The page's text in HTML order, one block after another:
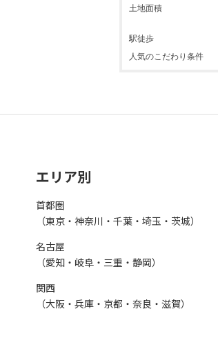
土地面積
駅徒歩
人気のこだわり条件
エリア別
首都圏
（東京・神奈川・千葉・埼玉・茨城）
名古屋
（愛知・岐阜・三重・静岡）
関西
（大阪・兵庫・京都・奈良・滋賀）